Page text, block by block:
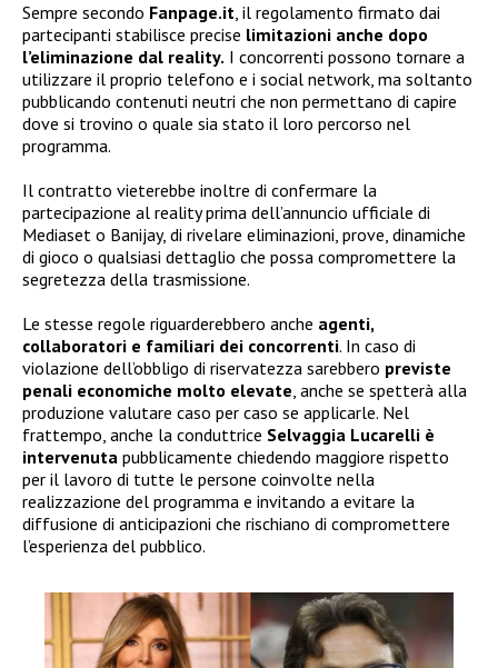
Sempre secondo Fanpage.it, il regolamento firmato dai
partecipanti stabilisce precise limitazioni anche dopo
l’eliminazione dal reality. I concorrenti possono tornare a
utilizzare il proprio telefono e i social network, ma soltanto
pubblicando contenuti neutri che non permettano di capire
dove si trovino o quale sia stato il loro percorso nel
programma.
Il contratto vieterebbe inoltre di confermare la
partecipazione al reality prima dell’annuncio ufficiale di
Mediaset o Banijay, di rivelare eliminazioni, prove, dinamiche
di gioco o qualsiasi dettaglio che possa compromettere la
segretezza della trasmissione.
Le stesse regole riguarderebbero anche agenti,
collaboratori e familiari dei concorrenti. In caso di
violazione dell’obbligo di riservatezza sarebbero previste
penali economiche molto elevate, anche se spetterà alla
produzione valutare caso per caso se applicarle. Nel
frattempo, anche la conduttrice Selvaggia Lucarelli è
intervenuta pubblicamente chiedendo maggiore rispetto
per il lavoro di tutte le persone coinvolte nella
realizzazione del programma e invitando a evitare la
diffusione di anticipazioni che rischiano di compromettere
l’esperienza del pubblico.